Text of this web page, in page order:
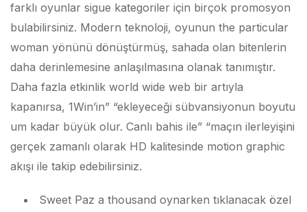
farklı oyunlar sigue kategoriler için birçok promosyon
bulabilirsiniz. Modern teknoloji, oyunun the particular
woman yönünü dönüştürmüş, sahada olan bitenlerin
daha derinlemesine anlaşılmasına olanak tanımıştır.
Daha fazla etkinlik world wide web bir artıyla
kapanırsa, 1Win’in” “ekleyeceği sübvansiyonun boyutu
um kadar büyük olur. Canlı bahis ile” “maçın ilerleyişini
gerçek zamanlı olarak HD kalitesinde motion graphic
akışı ile takip edebilirsiniz.
Sweet Paz a thousand oynarken tıklanacak özel